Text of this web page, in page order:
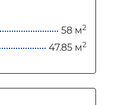
58 м2
47.85 м2